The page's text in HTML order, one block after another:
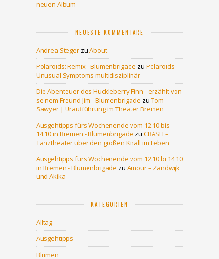
neuen Album
NEUESTE KOMMENTARE
Andrea Steger zu About
Polaroids: Remix - Blumenbrigade zu Polaroids –
Unusual Symptoms multidisziplinär
Die Abenteuer des Huckleberry Finn - erzählt von
seinem Freund Jim - Blumenbrigade zu Tom
Sawyer | Uraufführung im Theater Bremen
Ausgehtipps fürs Wochenende vom 12.10 bis
14.10 in Bremen - Blumenbrigade zu CRASH –
Tanztheater über den großen Knall im Leben
Ausgehtipps fürs Wochenende vom 12.10 bi 14.10
in Bremen - Blumenbrigade zu Amour – Zandwijk
und Akika
KATEGORIEN
Alltag
Ausgehtipps
Blumen